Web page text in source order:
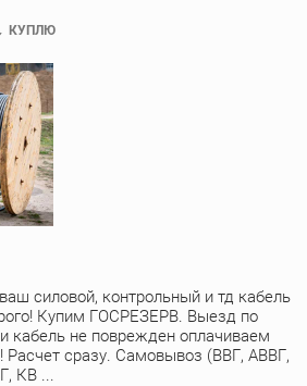
КУПЛЮ
силовой, контрольный и тд кабель
Купим ГОСРЕЗЕРВ. Выезд по
кабель не поврежден оплачиваем
Расчет сразу. Самовывоз (ВВГ, АВВГ,
КВ ...